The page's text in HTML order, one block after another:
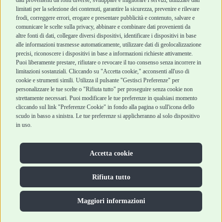
limitati per la selezione dei contenuti, garantire la sicurezza, prevenire e rilevare
frodi, correggere errori, erogare e presentare pubblicità e contenuto, salvare e
comunicare le scelte sulla privacy, abbinare e combinare dati provenienti da
altre fonti di dati, collegare diversi dispositivi, identificare i dispositivi in base
alle informazioni trasmesse automaticamente, utilizzare dati di geolocalizzazione
precisi, riconoscere i dispositivi in base a informazioni richieste attivamente.
Puoi liberamente prestare, rifiutare o revocare il tuo consenso senza incorrere in
limitazioni sostanziali. Cliccando su "Accetta cookie," acconsenti all'uso di
cookie e strumenti simili. Utilizza il pulsante "Gestisci Preferenze" per
personalizzare le tue scelte o "Rifiuta tutto" per proseguire senza cookie non
strettamente necessari. Puoi modificare le tue preferenze in qualsiasi momento
cliccando sul link "Preferenze Cookie" in fondo alla pagina o sull'icona dello
scudo in basso a sinistra. Le tue preferenze si applicheranno al solo dispositivo
in uso.
Accetta cookie
Rifiuta tutto
Maggiori informazioni
Blog
Assistenza Robinson
Pet Shop
Offerte
Promozioni
Recensioni Feedaty
Metodi di
pagamento
Recesso e Reso
Spedizioni
Robinson Pet Shop S.r.l.
Via V. Giovanni Schiaparelli, 21 – 47122 Forlì (FC)
P.iva 04095130409 | REA: FO 329541
info@robinsonpetshop.it | Tel. 0543 096850
Copyright © 2025 Robinsonpetshop.it s.r.l. – Tutti i diritti
Privacy Policy|Cookie Policy
Contatta la nostra Veterinaria